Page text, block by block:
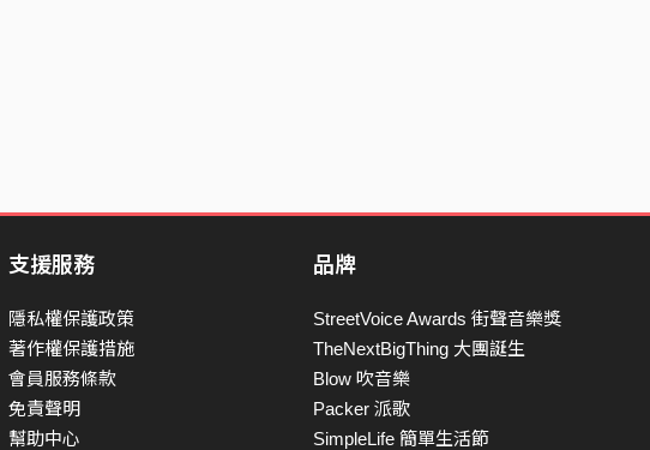
支援服務
隱私權保護政策
著作權保護措施
會員服務條款
免責聲明
幫助中心
品牌
StreetVoice Awards 街聲音樂獎
TheNextBigThing 大團誕生
Blow 吹音樂
Packer 派歌
SimpleLife 簡單生活節